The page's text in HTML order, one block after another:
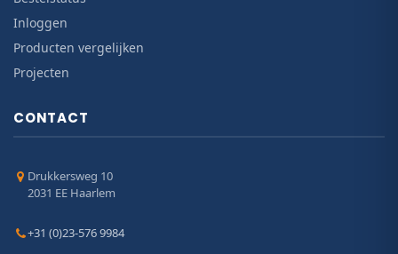
Inloggen
Producten vergelijken
Projecten
CONTACT
Drukkersweg 10
2031 EE Haarlem
+31 (0)23-576 9984